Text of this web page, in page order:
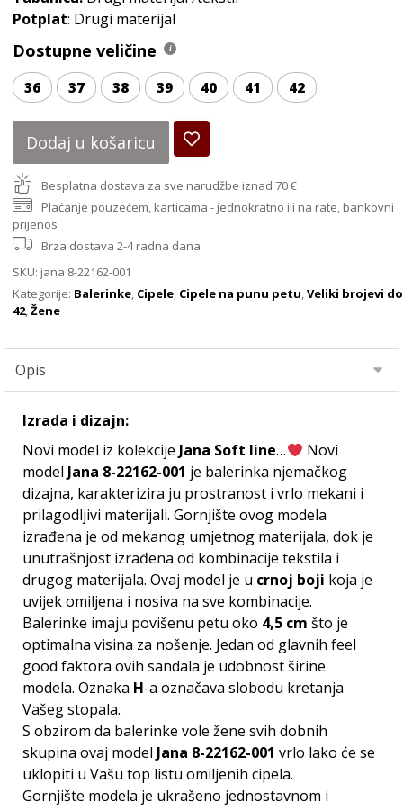
Potplat: Drugi materijal
Dostupne veličine
36 37 38 39 40 41 42
Dodaj u košaricu
Besplatna dostava za sve narudžbe iznad 70 €
Plaćanje pouzećem, karticama - jednokratno ili na rate, bankovni
prijenos
Brza dostava 2-4 radna dana
SKU: jana 8-22162-001
Kategorije: Balerinke, Cipele, Cipele na punu petu,Veliki brojevi do
42,Žene
Izrada i dizajn:
Novi model iz kolekcije Jana Soft line…
Novi
model Jana 8-22162-001 je balerinka njemačkog
dizajna, karakterizira ju prostranost i vrlo mekani i
prilagodljivi materijali. Gornjište ovog modela
izrađena je od mekanog umjetnog materijala, dok je
unutrašnjost izrađena od kombinacije tekstila i
drugog materijala. Ovaj model je u crnoj boji koja je
uvijek omiljena i nosiva na sve kombinacije.
Balerinke imaju povišenu petu oko 4,5 cm što je
optimalna visina za nošenje. Jedan od glavnih feel
good faktora ovih sandala je udobnost širine
modela. Oznaka H-a označava slobodu kretanja
Vašeg stopala.
S obzirom da balerinke vole žene svih dobnih
skupina ovaj model Jana 8-22162-001vrlo lako će se
uklopiti u Vašu top listu omiljenih cipela.
Gornjište modela je ukrašeno jednostavnom i